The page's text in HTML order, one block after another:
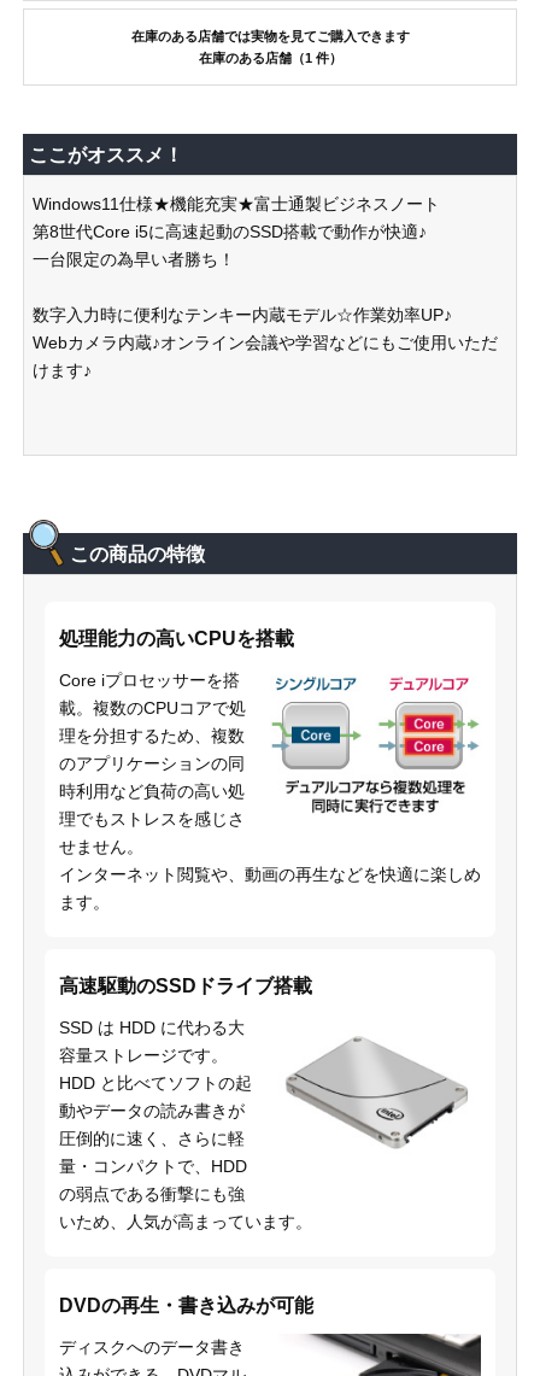
在庫のある店舗では実物を見てご購入できます
在庫のある店舗（1 件）
ここがオススメ！
Windows11仕様★機能充実★富士通製ビジネスノート
第8世代Core i5に高速起動のSSD搭載で動作が快適♪
一台限定の為早い者勝ち！
数字入力時に便利なテンキー内蔵モデル☆作業効率UP♪
Webカメラ内蔵♪オンライン会議や学習などにもご使用いただ
けます♪
この商品の特徴
処理能力の高いCPUを搭載
Core iプロセッサーを搭
載。複数のCPUコアで処
理を分担するため、複数
のアプリケーションの同
時利用など負荷の高い処
理でもストレスを感じさ
せません。
インターネット閲覧や、動画の再生などを快適に楽しめ
ます。
高速駆動のSSDドライブ搭載
SSD は HDD に代わる大
容量ストレージです。
HDD と比べてソフトの起
動やデータの読み書きが
圧倒的に速く、さらに軽
量・コンパクトで、HDD
の弱点である衝撃にも強
いため、人気が高まっています。
DVDの再生・書き込みが可能
ディスクへのデータ書き